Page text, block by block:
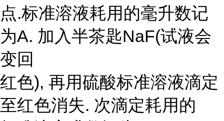
点.标准溶液耗用的毫升数记
为A. 加入半茶匙NaF(试液会
变回
红色), 再用硫酸标准溶液滴定
至红色消失. 次滴定耗用的